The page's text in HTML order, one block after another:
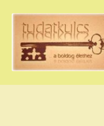
Ugrás
navigációhoz
Kilépés
tartalomba
HÚZZ EGY KÁRTYÁT!